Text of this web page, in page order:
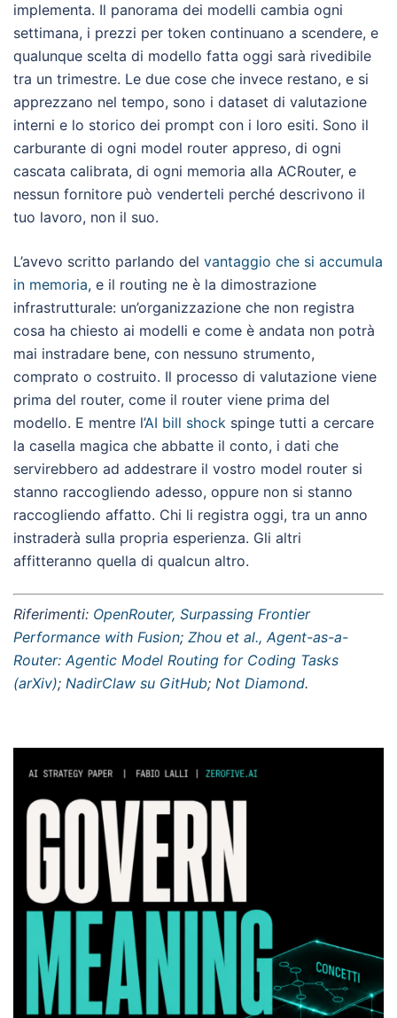
implementa. Il panorama dei modelli cambia ogni
settimana, i prezzi per token continuano a scendere, e
qualunque scelta di modello fatta oggi sarà rivedibile
tra un trimestre. Le due cose che invece restano, e si
apprezzano nel tempo, sono i dataset di valutazione
interni e lo storico dei prompt con i loro esiti. Sono il
carburante di ogni model router appreso, di ogni
cascata calibrata, di ogni memoria alla ACRouter, e
nessun fornitore può venderteli perché descrivono il
tuo lavoro, non il suo.
L’avevo scritto parlando del vantaggio che si accumula
in memoria, e il routing ne è la dimostrazione
infrastrutturale: un’organizzazione che non registra
cosa ha chiesto ai modelli e come è andata non potrà
mai instradare bene, con nessuno strumento,
comprato o costruito. Il processo di valutazione viene
prima del router, come il router viene prima del
modello. E mentre l’AI bill shock spinge tutti a cercare
la casella magica che abbatte il conto, i dati che
servirebbero ad addestrare il vostro model router si
stanno raccogliendo adesso, oppure non si stanno
raccogliendo affatto. Chi li registra oggi, tra un anno
instraderà sulla propria esperienza. Gli altri
affitteranno quella di qualcun altro.
Riferimenti: OpenRouter, Surpassing Frontier
Performance with Fusion; Zhou et al., Agent-as-a-
Router: Agentic Model Routing for Coding Tasks
(arXiv); NadirClaw su GitHub; Not Diamond.